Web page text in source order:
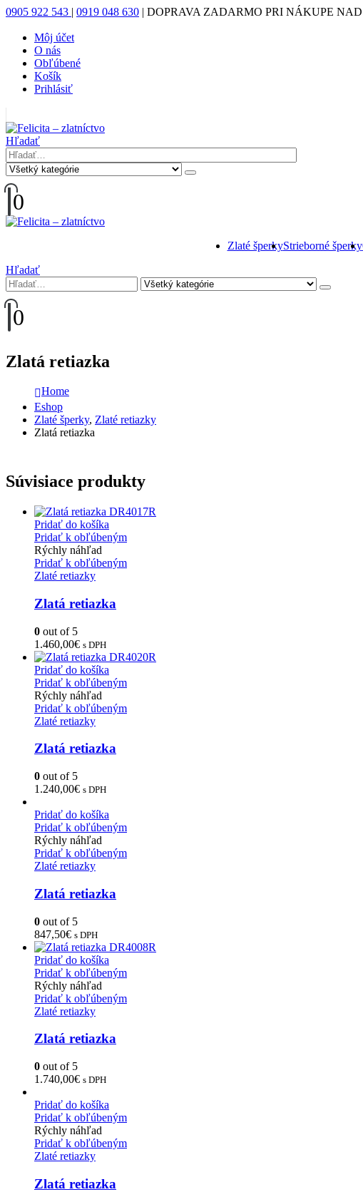
0905 922 543 | 0919 048 630 | DOPRAVA ZADARMO PRI NÁKUPE NAD
Môj účet
O nás
Obľúbené
Košík
Prihlásiť
Hľadať
0
Zlaté šperkyStrieborné šperky
Hľadať
0
Zlatá retiazka
Home
Eshop
Zlaté šperky, Zlaté retiazky
Zlatá retiazka
Súvisiace produkty
Pridať do košíka
Pridať k obľúbeným
Rýchly náhľad
Pridať k obľúbeným
Zlaté retiazky
Zlatá retiazka
0 out of 5
1.460,00€ s DPH
Pridať do košíka
Pridať k obľúbeným
Rýchly náhľad
Pridať k obľúbeným
Zlaté retiazky
Zlatá retiazka
0 out of 5
1.240,00€ s DPH
Pridať do košíka
Pridať k obľúbeným
Rýchly náhľad
Pridať k obľúbeným
Zlaté retiazky
Zlatá retiazka
0 out of 5
847,50€ s DPH
Pridať do košíka
Pridať k obľúbeným
Rýchly náhľad
Pridať k obľúbeným
Zlaté retiazky
Zlatá retiazka
0 out of 5
1.740,00€ s DPH
Pridať do košíka
Pridať k obľúbeným
Rýchly náhľad
Pridať k obľúbeným
Zlaté retiazky
Zlatá retiazka